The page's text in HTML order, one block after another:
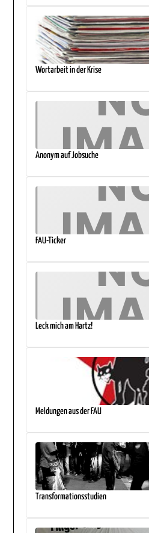
Wortarbeit in der Krise
Anonym auf Jobsuche
FAU-Ticker
Leck mich am Hartz!
Meldungen aus der FAU
Transformationsstudien